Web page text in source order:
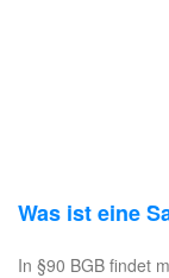
Was ist eine
In §90 BGB findet